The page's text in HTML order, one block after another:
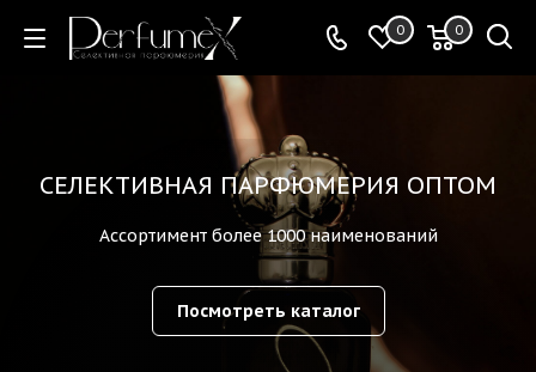
0 0
СЕЛЕКТИВНАЯ ПАРФЮМЕРИЯ ОПТОМ
Ассортимент более 1000 наименований
Посмотреть каталог